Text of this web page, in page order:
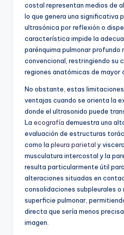
costal representan medios de
lo que genera una significativa
ultrasónica por reflexión o
característica impide la
parénquima pulmonar profundo
convencional, restringiendo su
regiones anatómicas de mayor
No obstante, estas
ventajas cuando se orienta la
donde el ultrasonido puede
La ecografía demuestra una
evaluación de estructuras
como la pleura parietal y
musculatura intercostal y la
resulta particularmente útil
alteraciones situadas en
consolidaciones subpleurales o
superficie pulmonar,
directa que sería menos
imagen.